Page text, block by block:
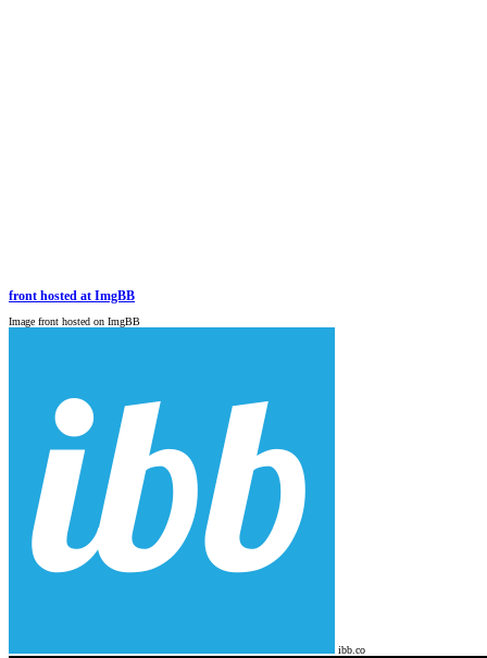
front hosted at ImgBB
Image front hosted on ImgBB
ibb.co